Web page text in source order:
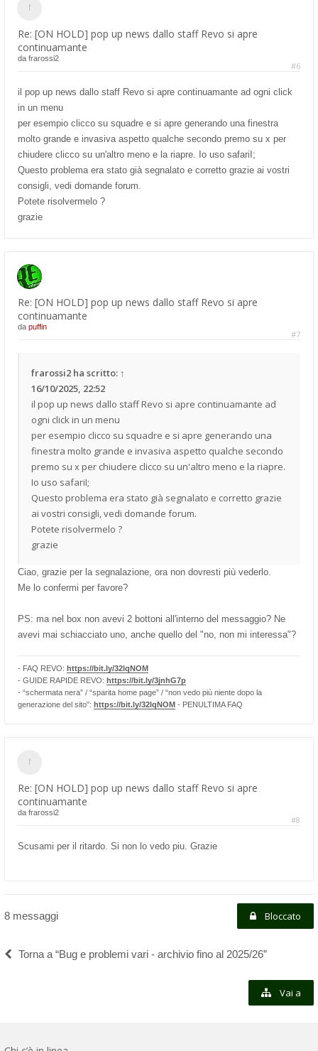
Re: [ON HOLD] pop up news dallo staff Revo si apre
continuamante
#6
da frarossi2
il pop up news dallo staff Revo si apre continuamante ad ogni click
in un menu
per esempio clicco su squadre e si apre generando una finestra
molto grande e invasiva aspetto qualche secondo premo su x per
chiudere clicco su un'altro meno e la riapre. Io uso safariI;
Questo problema era stato già segnalato e corretto grazie ai vostri
consigli, vedi domande forum.
Potete risolvermelo ?
grazie
Re: [ON HOLD] pop up news dallo staff Revo si apre
continuamante
#7
da puffin
frarossi2 ha scritto: ↑
16/10/2025, 22:52
il pop up news dallo staff Revo si apre continuamante ad
ogni click in un menu
per esempio clicco su squadre e si apre generando una
finestra molto grande e invasiva aspetto qualche secondo
premo su x per chiudere clicco su un'altro meno e la riapre.
Io uso safariI;
Questo problema era stato già segnalato e corretto grazie
ai vostri consigli, vedi domande forum.
Potete risolvermelo ?
grazie
Ciao, grazie per la segnalazione, ora non dovresti più vederlo.
Me lo confermi per favore?
PS: ma nel box non avevi 2 bottoni all'interno del messaggio? Ne
avevi mai schiacciato uno, anche quello del "no, non mi interessa"?
- FAQ REVO: https://bit.ly/32lqNOM
- GUIDE RAPIDE REVO: https://bit.ly/3jnhG7p
- “schermata nera” / “sparita home page” / “non vedo più niente dopo la
generazione del sito”: https://bit.ly/32lqNOM - PENULTIMA FAQ
Re: [ON HOLD] pop up news dallo staff Revo si apre
continuamante
#8
da frarossi2
Scusami per il ritardo. Si non lo vedo piu. Grazie
8 messaggi Bloccato
Torna a “Bug e problemi vari - archivio fino al 2025/26”
Vai a